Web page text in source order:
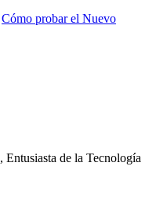
Cómo probar el Nuevo
Entusiasta de la Tecnología